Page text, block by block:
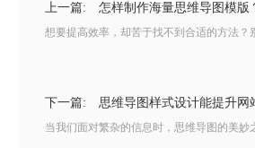
上一篇: 怎样制作海量思维导图模
想要提高效率，却苦于找不到合适的方法
下一篇: 思维导图样式设计能提升网
当我们面对繁杂的信息时，思维导图的美